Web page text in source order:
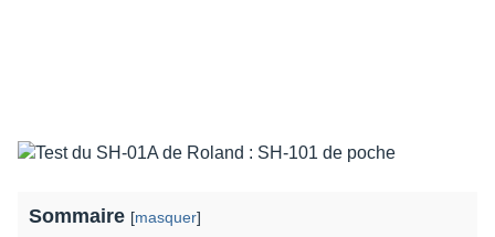
Sommaire [masquer]